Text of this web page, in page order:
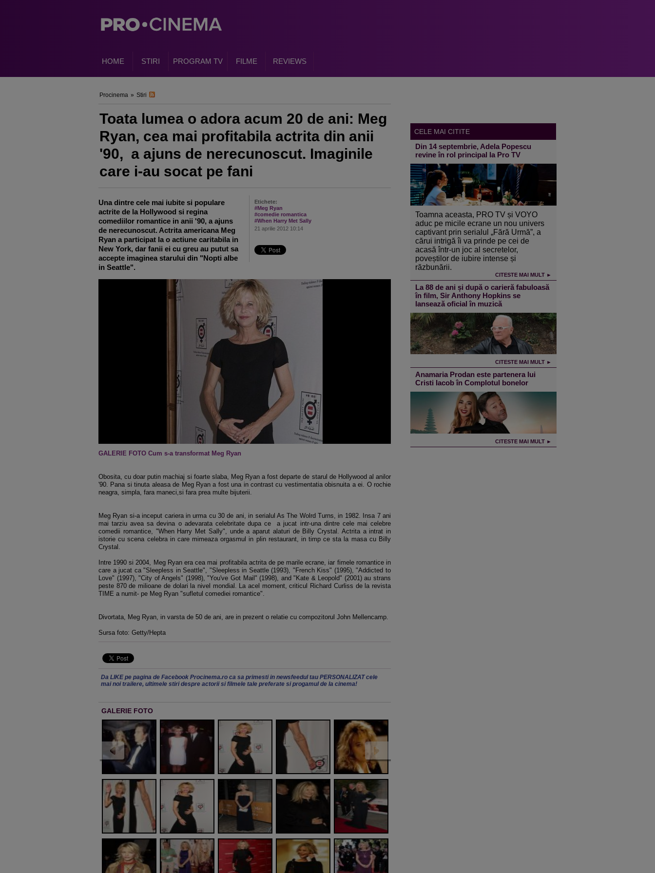
HOME STIRI PROGRAM TV FILME REVIEWS
Procinema » Stiri
Toata lumea o adora acum 20 de ani: Meg
Ryan, cea mai profitabila actrita din anii
'90, a ajuns de nerecunoscut. Imaginile
care i-au socat pe fani
Etichete:
#Meg Ryan
#comedie romantica
#When Harry Met Sally
21 aprilie 2012 10:14
Una dintre cele mai iubite si populare
actrite de la Hollywood si regina
comediilor romantice in anii '90, a ajuns
de nerecunoscut. Actrita americana Meg
Ryan a participat la o actiune caritabila in
New York, dar fanii ei cu greu au putut sa
accepte imaginea starului din "Nopti albe
in Seattle".
GALERIE FOTO Cum s-a transformat Meg Ryan
Obosita, cu doar putin machiaj si foarte slaba, Meg Ryan a fost departe de starul de Hollywood al anilor
'90. Pana si tinuta aleasa de Meg Ryan a fost una in contrast cu vestimentatia obisnuita a ei. O rochie
neagra, simpla, fara maneci,si fara prea multe bijuterii.
Meg Ryan si-a inceput cariera in urma cu 30 de ani, in serialul As The Wolrd Turns, in 1982. Insa 7 ani
mai tarziu avea sa devina o adevarata celebritate dupa ce a jucat intr-una dintre cele mai celebre
comedii romantice, "When Harry Met Sally", unde a aparut alaturi de Billy Crystal. Actrita a intrat in
istorie cu scena celebra in care mimeaza orgasmul in plin restaurant, in timp ce sta la masa cu Billy
Crystal.
Intre 1990 si 2004, Meg Ryan era cea mai profitabila actrita de pe marile ecrane, iar fimele romantice in
care a jucat ca "Sleepless in Seattle", "Sleepless in Seattle (1993), "French Kiss" (1995), "Addicted to
Love" (1997), "City of Angels" (1998), "You've Got Mail" (1998), and "Kate & Leopold" (2001) au strans
peste 870 de milioane de dolari la nivel mondial. La acel moment, criticul Richard Curliss de la revista
TIME a numit- pe Meg Ryan "sufletul comediei romantice".
Divortata, Meg Ryan, in varsta de 50 de ani, are in prezent o relatie cu compozitorul John Mellencamp.
Sursa foto: Getty/Hepta
Da LIKE pe pagina de Facebook Procinema.ro ca sa primesti in newsfeedul tau PERSONALIZAT cele
mai noi trailere, ultimele stiri despre actorii si filmele tale preferate si progamul de la cinema!
GALERIE FOTO
CELE MAI CITITE
Din 14 septembrie, Adela Popescu
revine în rol principal la Pro TV
Toamna aceasta, PRO TV și VOYO
aduc pe micile ecrane un nou univers
captivant prin serialul „Fără Urmă”, a
cărui intrigă îi va prinde pe cei de
acasă într-un joc al secretelor,
poveștilor de iubire intense și
răzbunării.
CITESTE MAI MULT ►
La 88 de ani și după o carieră fabuloasă
în film, Sir Anthony Hopkins se
lansează oficial în muzică
CITESTE MAI MULT ►
Anamaria Prodan este partenera lui
Cristi Iacob în Complotul bonelor
CITESTE MAI MULT ►